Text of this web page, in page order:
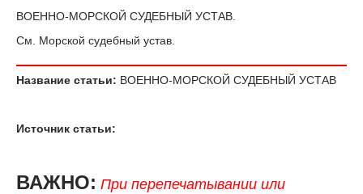
ВОЕННО-МОРСКОЙ СУДЕБНЫЙ УСТАВ.
См. Морской судебный устав.
Название статьи: ВОЕННО-МОРСКОЙ СУДЕБНЫЙ УСТАВ
Источник статьи:
ВАЖНО: При перепечатывании или